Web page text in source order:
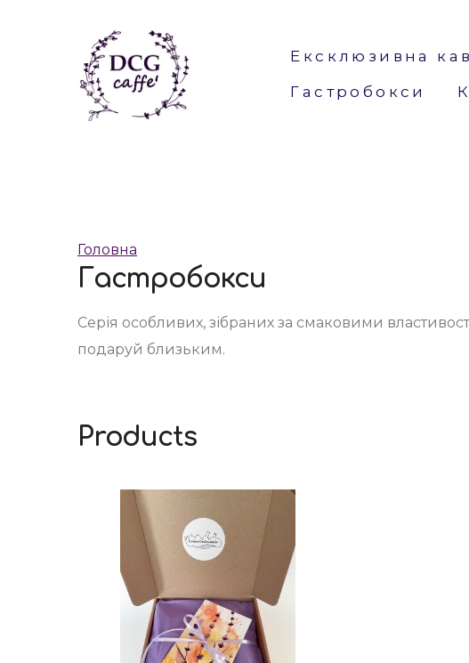
Ексклюзивна
Гастробокси
Головна
Гастробокси
Серія особливих, зібраних за смаковими
подаруй близьким.
Products